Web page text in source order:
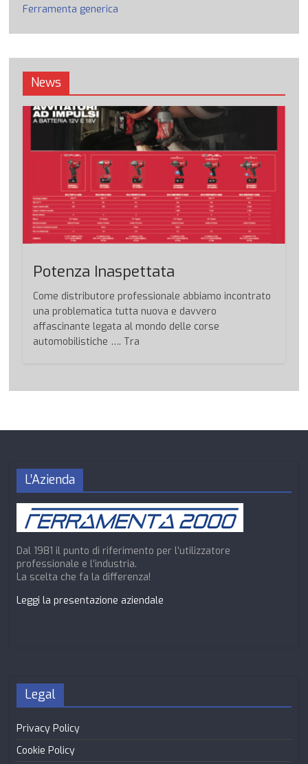
Ferramenta generica
News
Potenza Inaspettata
Come distributore professionale abbiamo incontrato
una problematica tutta nuova e davvero
affascinante legata al mondo delle corse
automobilistiche …. Tra
L’Azienda
Dal 1981 il punto di riferimento per l’utilizzatore
professionale e l’industria.
La scelta che fa la differenza!
Leggi la presentazione aziendale
Legal
Privacy Policy
Cookie Policy